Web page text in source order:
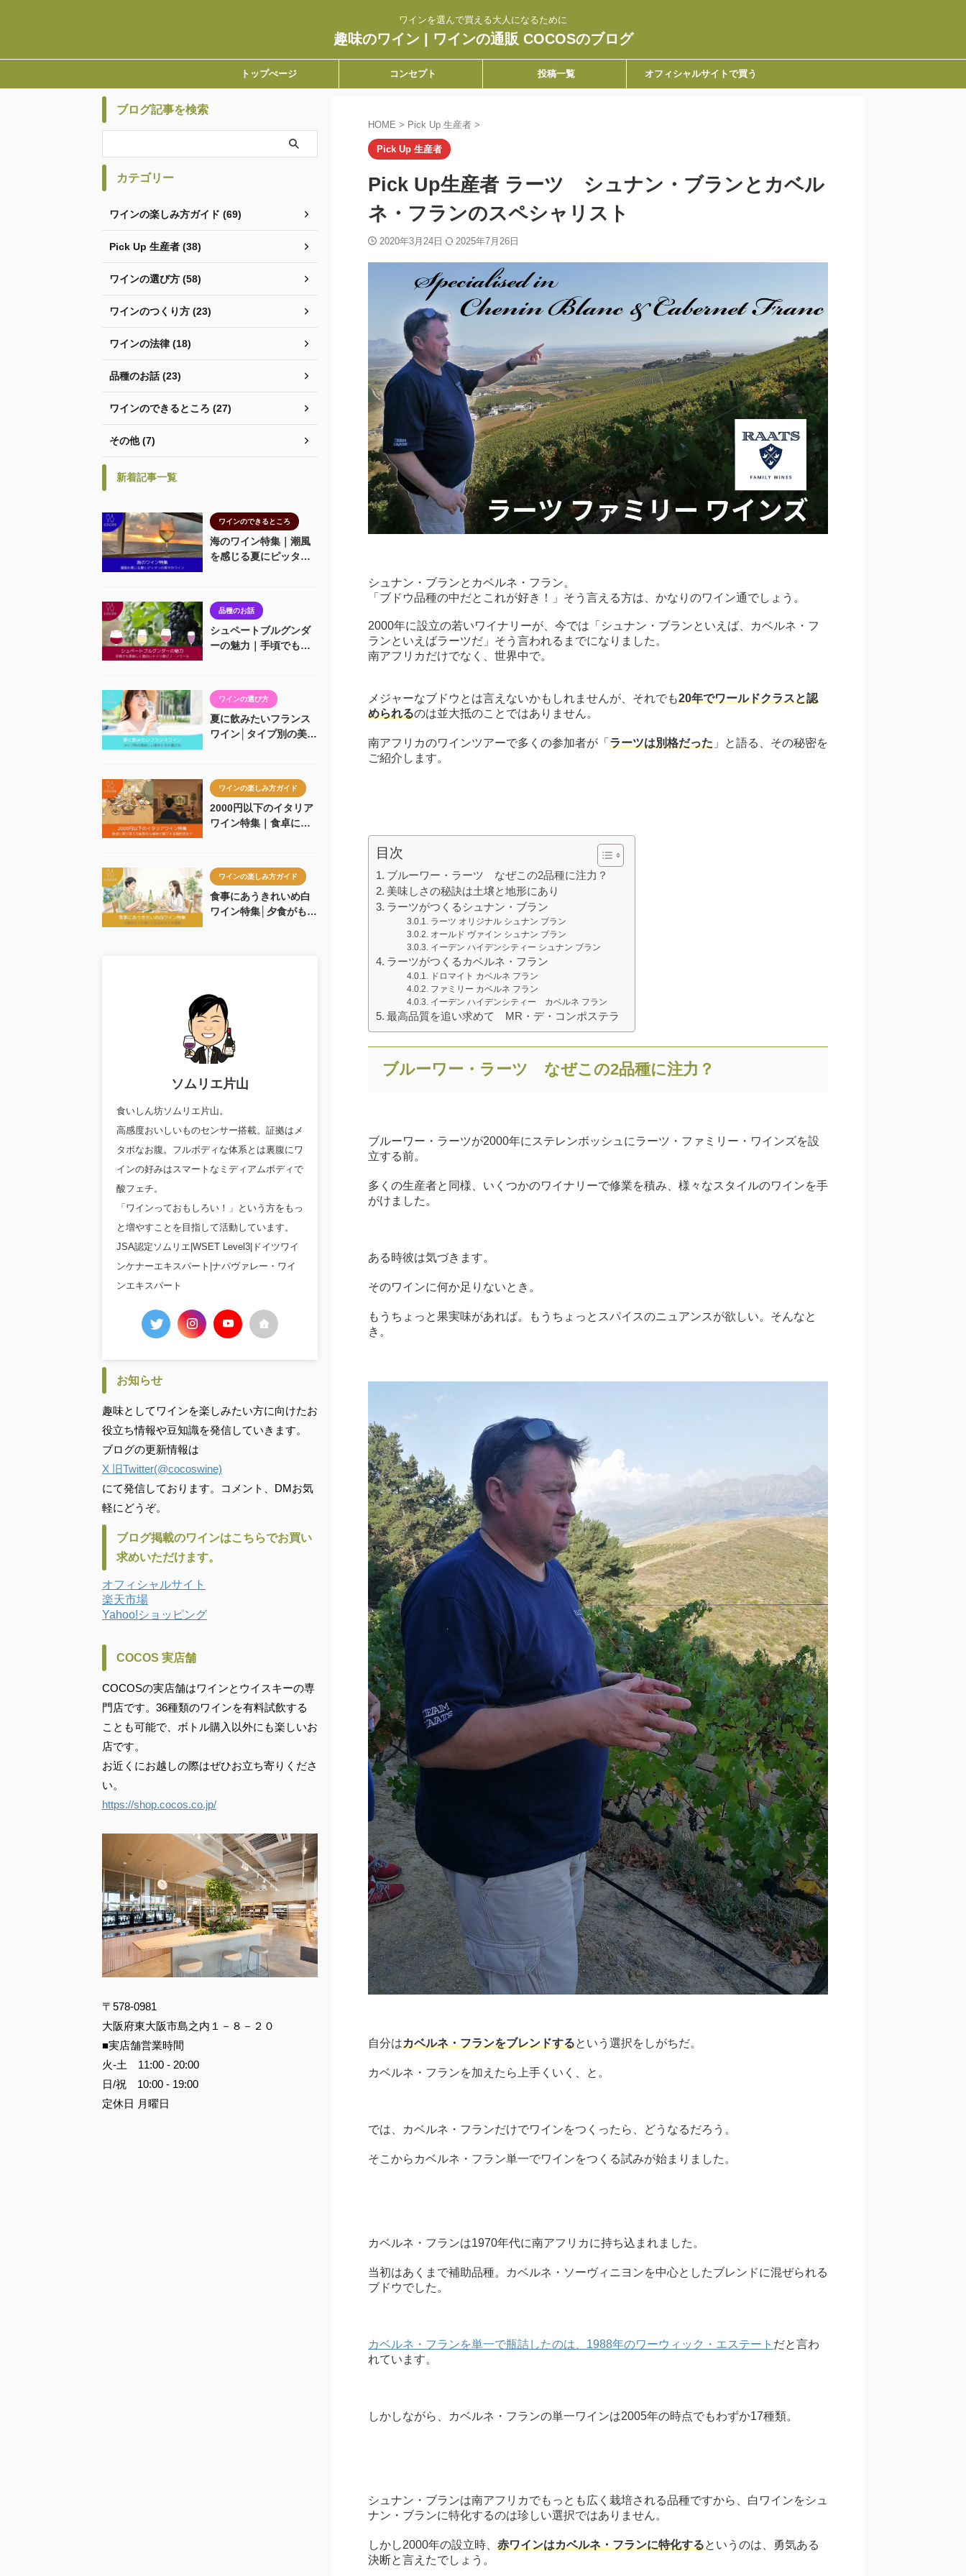
ワインを選んで買える大人になるために
趣味のワイン | ワインの通販 COCOSのブログ
トップぺージ コンセプト 投稿一覧 オフィシャルサイトで買う
HOME > Pick Up 生産者 >
Pick Up 生産者
Pick Up生産者 ラーツ シュナン・ブランとカベル
ネ・フランのスペシャリスト
2020年3月24日 2025年7月26日
シュナン・ブランとカベルネ・フラン。
「ブドウ品種の中だとこれが好き！」そう言える方は、かなりのワイン通でしょう。
2000年に設立の若いワイナリーが、今では「シュナン・ブランといえば、カベルネ・フ
ランといえばラーツだ」そう言われるまでになりました。
南アフリカだけでなく、世界中で。
メジャーなブドウとは言えないかもしれませんが、それでも20年でワールドクラスと認
められるのは並大抵のことではありません。
南アフリカのワインツアーで多くの参加者が「 ラーツは別格だった 」と語る、その秘密を
ご紹介します。
目次
ブルーワー・ラーツ なぜこの2品種に注力？
美味しさの秘訣は土壌と地形にあり
ラーツがつくるシュナン・ブラン
ラーツ オリジナル シュナン ブラン
オールド ヴァイン シュナン ブラン
イーデン ハイデンシティー シュナン ブラン
ラーツがつくるカベルネ・フラン
ドロマイト カベルネ フラン
ファミリー カベルネ フラン
イーデン ハイデンシティー カベルネ フラン
最高品質を追い求めて MR・デ・コンポステラ
ブルーワー・ラーツ なぜこの2品種に注力？
ブルーワー・ラーツが2000年にステレンボッシュにラーツ・ファミリー・ワインズを設
立する前。
多くの生産者と同様、いくつかのワイナリーで修業を積み、様々なスタイルのワインを手
がけました。
ある時彼は気づきます。
そのワインに何か足りないとき。
もうちょっと果実味があれば。もうちょっとスパイスのニュアンスが欲しい。そんなと
き。
自分はカベルネ・フランをブレンドするという選択をしがちだ。
カベルネ・フランを加えたら上手くいく、と。
では、カベルネ・フランだけでワインをつくったら、どうなるだろう。
そこからカベルネ・フラン単一でワインをつくる試みが始まりました。
カベルネ・フランは1970年代に南アフリカに持ち込まれました。
当初はあくまで補助品種。カベルネ・ソーヴィニヨンを中心としたブレンドに混ぜられる
ブドウでした。
カベルネ・フランを単一で瓶詰したのは、1988年のワーウィック・エステート だと言わ
れています。
しかしながら、カベルネ・フランの単一ワインは2005年の時点でもわずか17種類。
シュナン・ブランは南アフリカでもっとも広く栽培される品種ですから、白ワインをシュ
ナン・ブランに特化するのは珍しい選択ではありません。
しかし2000年の設立時、 赤ワインはカベルネ・フランに特化するというのは、勇気ある
決断と言えたでしょう。
ブログ記事を検索
カテゴリー
ワインの楽しみ方ガイド (69)
Pick Up 生産者 (38)
ワインの選び方 (58)
ワインのつくり方 (23)
ワインの法律 (18)
品種のお話 (23)
ワインのできるところ (27)
その他 (7)
新着記事一覧
ワインのできるところ
海のワイン特集｜潮風
を感じる夏にピッタリ
品種のお話
シュペートブルグンダ
ーの魅力｜手頃でも美
ワインの選び方
夏に飲みたいフランス
ワイン│タイプ別の美味
ワインの楽しみ方ガイド
2000円以下のイタリア
ワイン特集｜食卓に寄
ワインの楽しみ方ガイド
食事にあうきれいめ白
ワイン特集│夕食がもっ
ソムリエ片山
食いしん坊ソムリエ片山。
高感度おいしいものセンサー搭載。証拠はメ
タボなお腹。フルボディな体系とは裏腹にワ
インの好みはスマートなミディアムボディで
酸フェチ。
「ワインっておもしろい！」という方をもっ
と増やすことを目指して活動しています。
JSA認定ソムリエ|WSET Level3|ドイツワイ
ンケナーエキスパート|ナパヴァレー・ワイ
ンエキスパート
お知らせ
趣味としてワインを楽しみたい方に向けたお
役立ち情報や豆知識を発信していきます。
ブログの更新情報は
X 旧Twitter(@cocoswine)
にて発信しております。コメント、DMお気
軽にどうぞ。
ブログ掲載のワインはこちらでお買い
求めいただけます。
オフィシャルサイト
楽天市場
Yahoo!ショッピング
COCOS 実店舗
COCOSの実店舗はワインとウイスキーの専
門店です。36種類のワインを有料試飲する
ことも可能で、ボトル購入以外にも楽しいお
店です。
お近くにお越しの際はぜひお立ち寄りくださ
い。
https://shop.cocos.co.jp/
〒578-0981
大阪府東大阪市島之内１－８－２０
■実店舗営業時間
火-土 11:00 - 20:00
日/祝 10:00 - 19:00
定休日 月曜日